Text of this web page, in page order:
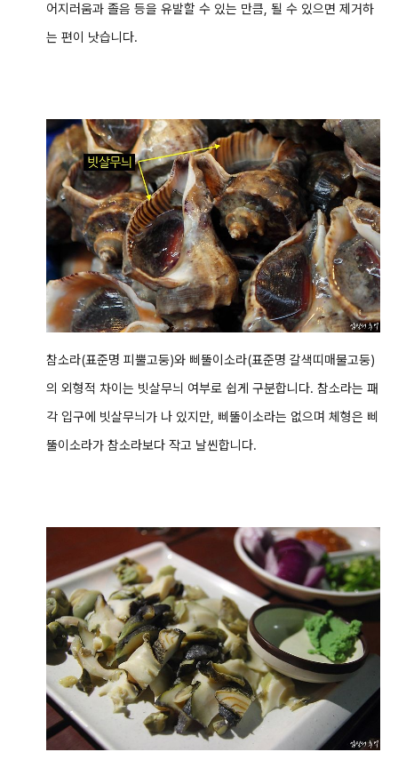
어지러움과 졸음 등을 유발할 수 있는 만큼, 될 수 있으면 제거하
는 편이 낫습니다.
참소라(표준명 피뿔고둥)와 삐뚤이소라(표준명 갈색띠매물고둥)
의 외형적 차이는 빗살무늬 여부로 쉽게 구분합니다. 참소라는 패
각 입구에 빗살무늬가 나 있지만, 삐뚤이소라는 없으며 체형은 삐
뚤이소라가 참소라보다 작고 날씬합니다.